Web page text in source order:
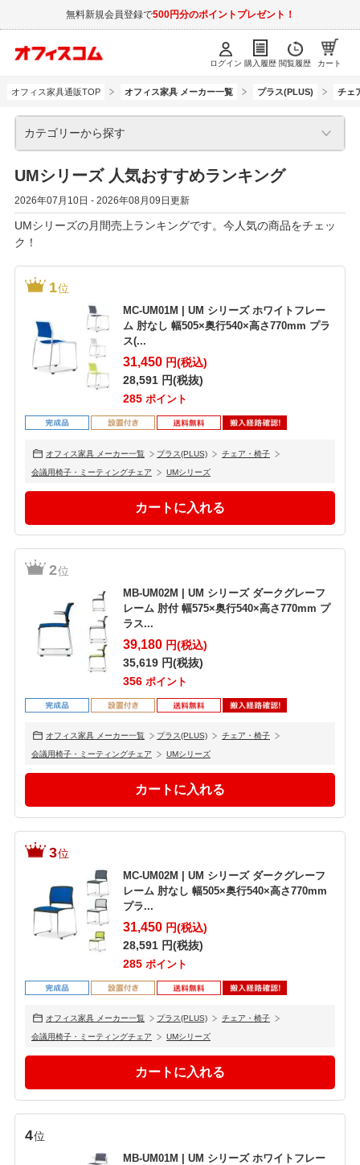
無料新規会員登録で500円分のポイントプレゼント！
ログイン 購入履歴 閲覧履歴 カート
オフィス家具通販TOP オフィス家具 メーカー一覧 プラス(PLUS) チェ
カテゴリーから探す
UMシリーズ 人気おすすめランキング
2026年07月10日 - 2026年08月09日更新
UMシリーズの月間売上ランキングです。今人気の商品をチェッ
ク！
1位
MC-UM01M | UM シリーズ ホワイトフレー
ム 肘なし 幅505×奥行540×高さ770mm プラ
ス(...
31,450円(税込)
28,591円(税抜)
285 ポイント
オフィス家具 メーカー一覧 プラス(PLUS) チェア・椅子
会議用椅子・ミーティングチェア UMシリーズ
2位
MB-UM02M | UM シリーズ ダークグレーフ
レーム 肘付 幅575×奥行540×高さ770mm プ
ラス...
39,180円(税込)
35,619円(税抜)
356 ポイント
オフィス家具 メーカー一覧 プラス(PLUS) チェア・椅子
会議用椅子・ミーティングチェア UMシリーズ
3位
MC-UM02M | UM シリーズ ダークグレーフ
レーム 肘なし 幅505×奥行540×高さ770mm
プラ...
31,450円(税込)
28,591円(税抜)
285 ポイント
オフィス家具 メーカー一覧 プラス(PLUS) チェア・椅子
会議用椅子・ミーティングチェア UMシリーズ
4位
MB-UM01M | UM シリーズ ホワイトフレー